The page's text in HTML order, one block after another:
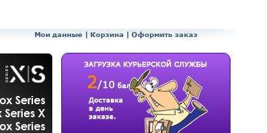
Мои данные | Корзина | Оформить заказ
Series
X
Series